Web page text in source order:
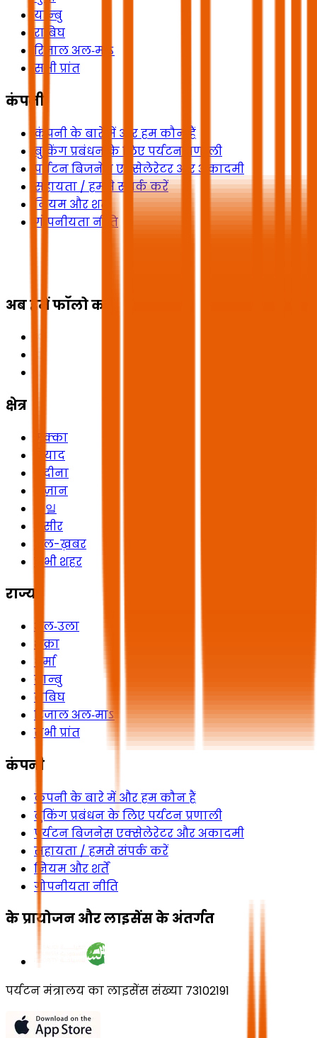
यान्बु
राबिघ
रिजाल अल‑माऽ
सभी प्रांत
कंपनी
कंपनी के बारे में और हम कौन हैं
बुकिंग प्रबंधन के लिए पर्यटन प्रणाली
पर्यटन बिजनेस एक्सेलेरेटर और अकादमी
सहायता / हमसे संपर्क करें
नियम और शर्तें
गोपनीयता नीति
अब हमें फॉलो करें
क्षेत्र
मक्का
रियाद
मदीना
जज़ान
헤일
असीर
अल-ख़बर
सभी शहर
राज्य
अल‑उला
शक्रा
धुर्मा
यान्बु
राबिघ
रिजाल अल‑माऽ
सभी प्रांत
कंपनी
कंपनी के बारे में और हम कौन हैं
बुकिंग प्रबंधन के लिए पर्यटन प्रणाली
पर्यटन बिजनेस एक्सेलेरेटर और अकादमी
सहायता / हमसे संपर्क करें
नियम और शर्तें
गोपनीयता नीति
के प्रायोजन और लाइसेंस के अंतर्गत
पर्यटन मंत्रालय का लाइसेंस संख्या 73102191